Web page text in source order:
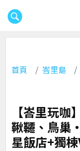
首頁 峇里島
【峇里玩
鞦韆、鳥巢
星飯店+獨